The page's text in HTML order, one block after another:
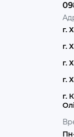
г.
г.
г.
г.
г.